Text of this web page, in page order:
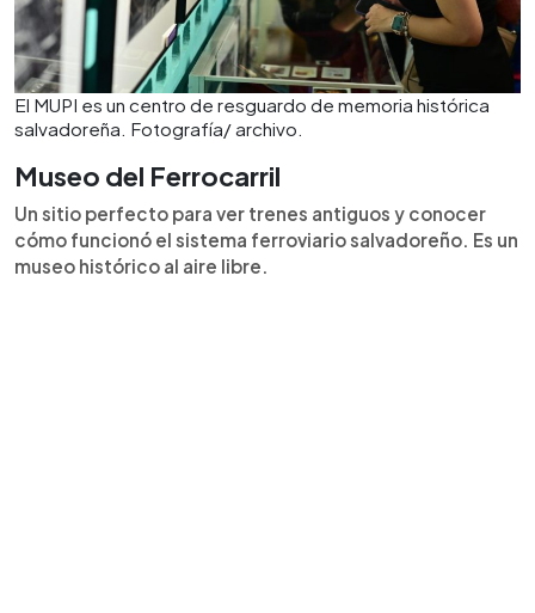
El MUPI es un centro de resguardo de memoria histórica
salvadoreña. Fotografía/ archivo.
Museo del Ferrocarril
Un sitio perfecto para ver trenes antiguos y conocer
cómo funcionó el sistema ferroviario salvadoreño. Es un
museo histórico al aire libre.